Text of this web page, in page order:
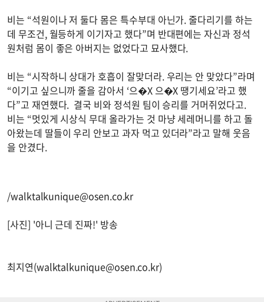
비는 “석원이나 저 둘다 몸은 특수부대 아닌가. 줄다리기를 하는
데 무조건, 월등하게 이기자고 했다”며 반대편에는 자신과 정석
원처럼 몸이 좋은 아버지는 없었다고 묘사했다.
비는 “시작하니 상대가 호흡이 잘맞더라. 우리는 안 맞았다”라며
“이기고 싶으니까 줄을 감아서 ‘으�X 으�X 땡기세요’라고 했
다”고 재연했다. 결국 비와 정석원 팀이 승리를 거머쥐었다고.
비는 “멋있게 시상식 무대 올라가는 것 마냥 세레머니를 하고 돌
아왔는데 딸들이 우리 안보고 과자 먹고 있더라”라고 말해 웃음
을 안겼다.
/walktalkunique@osen.co.kr
[사진] '아니 근데 진짜!' 방송
최지연(walktalkunique@osen.co.kr)